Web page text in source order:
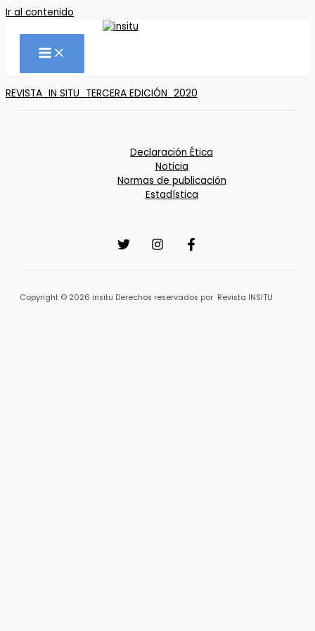
Ir al contenido
REVISTA_IN SITU_TERCERA EDICIÓN_2020
Declaración Ética
Noticia
Normas de publicación
Estadística
Copyright © 2026 insitu Derechos reservados por Revista INSITU